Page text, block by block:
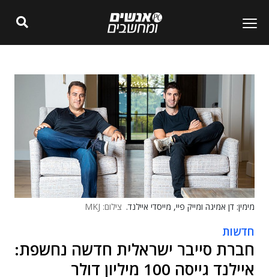
מימין: דן אמיגה ומייק פיי, מייסדי איילנד. צילום: MKJ
חדשות
חברת סייבר ישראלית חדשה נחשפת:
איילנד גייסה 100 מיליון דולר